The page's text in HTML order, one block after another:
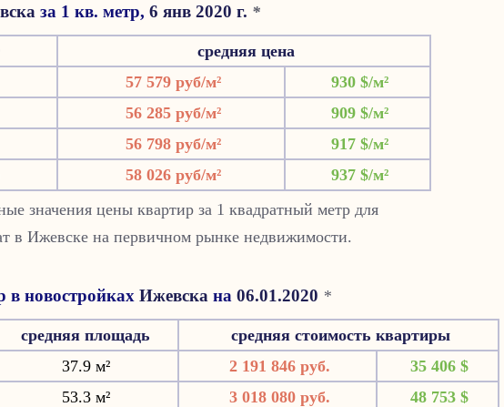
за 1 кв. метр, 6 янв 2020 г. *
средняя цена
57 579 руб/м²
930 $/м²
56 285 руб/м²
909 $/м²
56 798 руб/м²
917 $/м²
58 026 руб/м²
937 $/м²
значения цены квартир за 1 квадратный метр для
в Ижевске на первичном рынке недвижимости.
в новостройках Ижевска на 06.01.2020 *
средняя площадь
средняя стоимость квартиры
37.9 м² 2 191 846 руб.
35 406 $
53.3 м² 3 018 080 руб.
48 753 $